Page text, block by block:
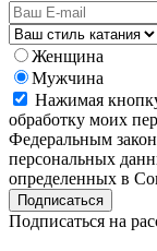
Женщина
Мужчина
Нажимая
обработку моих
Федеральным
персональных
определенных в
Подписаться на